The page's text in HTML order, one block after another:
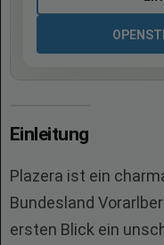
Einleitung
Plazera ist ein
Bundesland
ersten Blick ein